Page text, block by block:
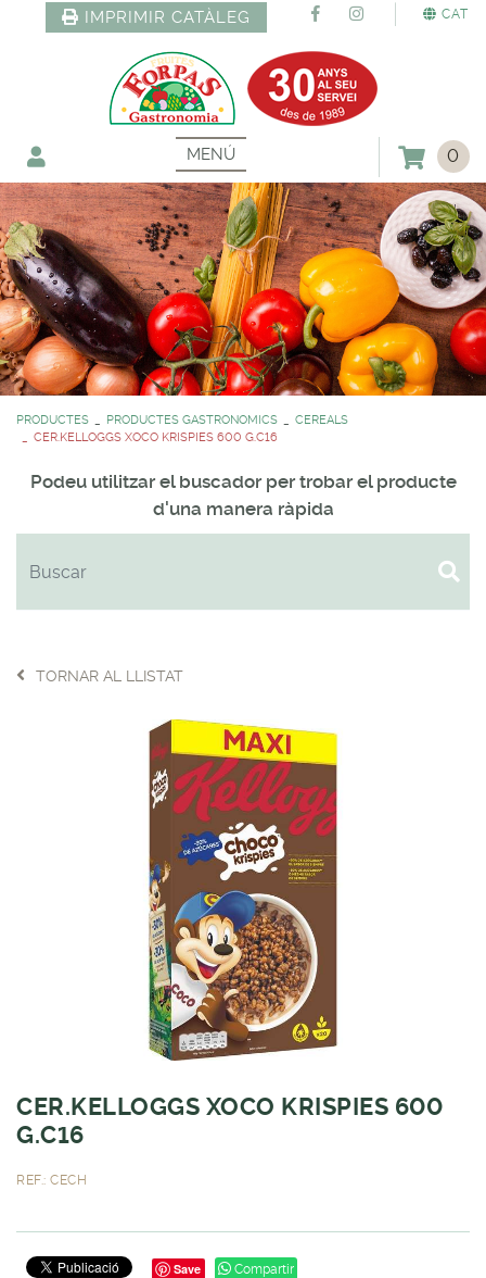
CAT
IMPRIMIR CATÀLEG
MENÚ 0
PRODUCTES PRODUCTES GASTRONOMICS
CEREALS
CER.KELLOGGS XOCO KRISPIES 600 G.C16
Podeu utilitzar el buscador per trobar el producte
d'una manera ràpida
TORNAR AL LLISTAT
CER.KELLOGGS XOCO KRISPIES 600
G.C16
REF.: CECH
Save Compartir